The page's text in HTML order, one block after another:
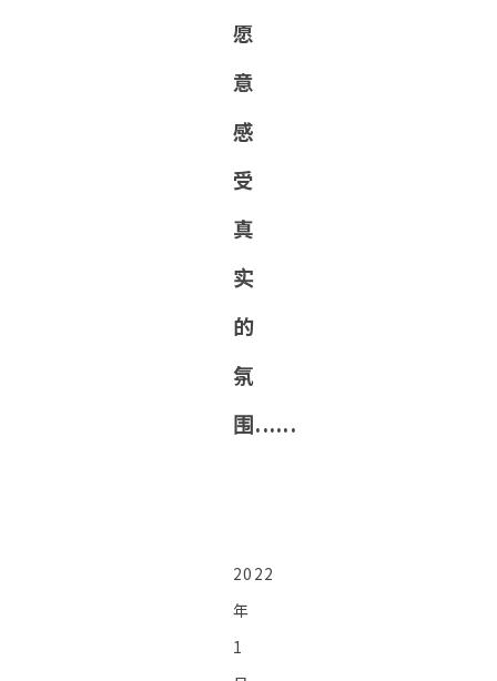
愿
意
感
受
真
实
的
氛
围......
2022
年
1